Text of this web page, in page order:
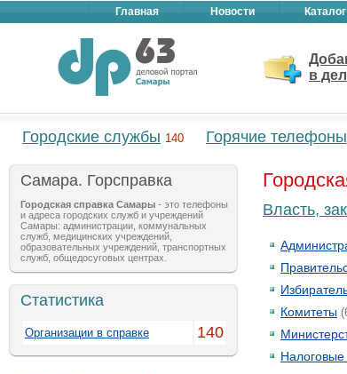
Главная Новости Каталог
в
Городские службы 140 Горячие телефоны
Самара. Горcправка
Городская справка Самары - это телефоны
и адреса городских служб и учреждений
Самары: администрации, коммунальных
служб, медицинских учреждений,
образовательных учреждений, транспортных
служб, общедосуговых центрах.
Статистика
Организации в справке 140
Власть,
Комитеты